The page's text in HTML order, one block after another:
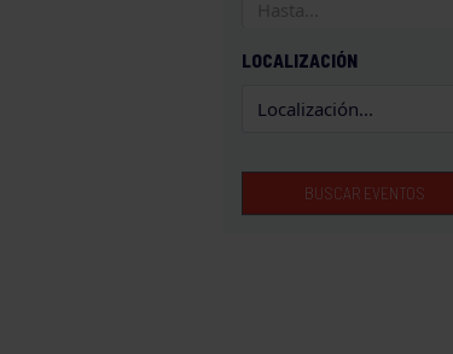
KÁRATE
LOCALIZACIÓN
BUSCAR EVENTOS